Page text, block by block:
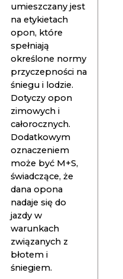
umieszczany jest
na etykietach
opon, które
spełniają
określone normy
przyczepności na
śniegu i lodzie.
Dotyczy opon
zimowych i
całorocznych.
Dodatkowym
oznaczeniem
może być M+S,
świadczące, że
dana opona
nadaje się do
jazdy w
warunkach
związanych z
błotem i
śniegiem.